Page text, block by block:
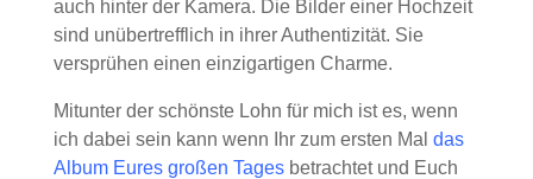
auch hinter der Kamera. Die Bilder einer Hochzeit
sind unübertrefflich in ihrer Authentizität. Sie
versprühen einen einzigartigen Charme.
Mitunter der schönste Lohn für mich ist es, wenn
ich dabei sein kann wenn Ihr zum ersten Mal das
Album Eures großen Tagesbetrachtet und Euch